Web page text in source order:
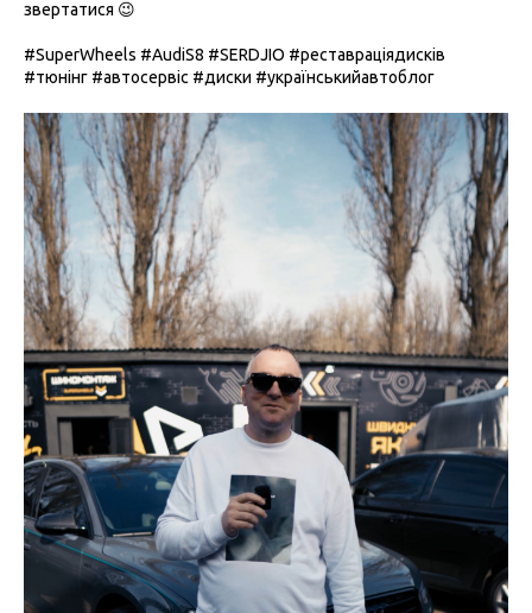
звертатися 😉
#SuperWheels #AudiS8 #SERDJIO #реставраціядисків
#тюнінг #автосервіс #диски #українськийавтоблог